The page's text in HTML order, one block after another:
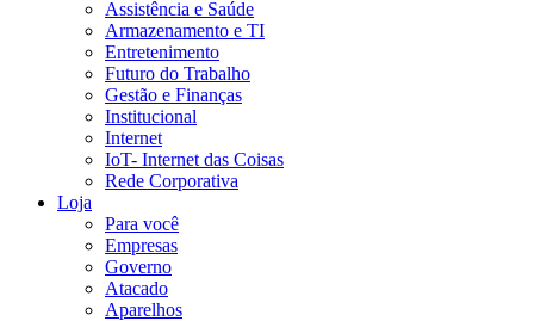
Assistência e Saúde
Armazenamento e TI
Entretenimento
Futuro do Trabalho
Gestão e Finanças
Institucional
Internet
IoT- Internet das Coisas
Rede Corporativa
Loja
Para você
Empresas
Governo
Atacado
Aparelhos